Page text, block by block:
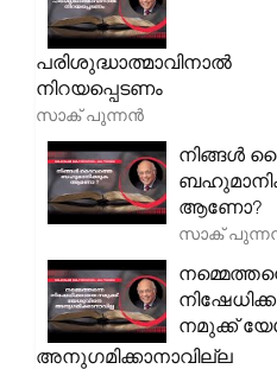
പരിശുദ്ധാത്മാവിനാൽ
നിറയപ്പെടണം
സാക് പുന്നൻ
നിങ്ങൾ
ആണോ?
സാക്
നമുക്ക്
അനുഗമിക്കാനാവില്ല